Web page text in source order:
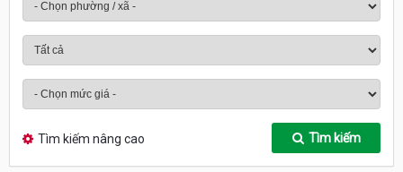
Tìm kiếm nâng cao Tìm kiếm